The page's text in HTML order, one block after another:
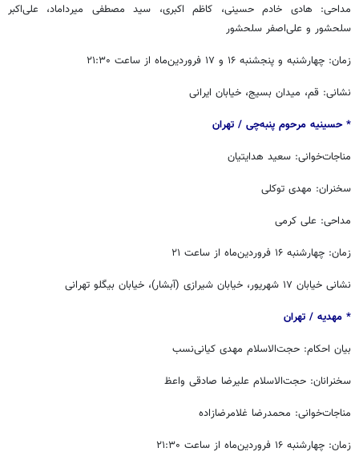
مداحی: هادی خادم حسینی، کاظم اکبری، سید مصطفی میرداماد، علی‌اکبر
سلحشور و علی‌اصفر سلحشور
زمان: چهارشنبه و پنجشنبه ۱۶ و ۱۷ فروردین‌ماه از ساعت ۲۱:۳۰
نشانی: قم، میدان بسیج، خیابان ایرانی
* حسینیه مرحوم پنبه‌چی / ‏‬تهران
مناجات‌خوانی: سعید هدایتیان
سخنران: مهدی توکلی
مداحی: علی کرمی
زمان: چهارشنبه ۱۶ فروردین‌ماه از ساعت ۲۱
نشانی خیابان ۱۷ شهریور، خیابان شیرازی (آبشار)، خیابان بیگلو تهرانی
* مهدیه / ‏تهران
بیان احکام: حجت‌الاسلام مهدی کیانی‌نسب
سخنرانان: حجت‌الاسلام علیرضا صادقی واعظ
مناجات‌خوانی: محمدرضا غلامرضازاده
زمان: چهارشنبه ۱۶ فروردین‌ماه از ساعت ۲۱:۳۰